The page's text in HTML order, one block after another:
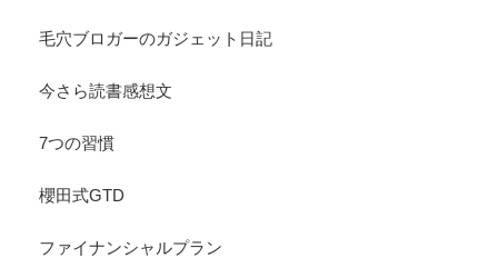
毛穴ブロガーのガジェット日記
今さら読書感想文
7つの習慣
櫻田式GTD
ファイナンシャルプラン